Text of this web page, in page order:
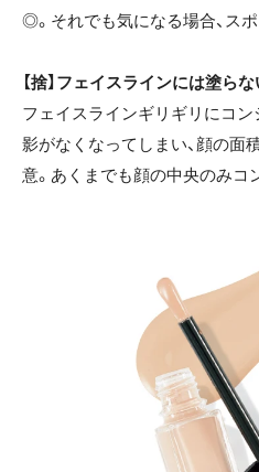
◎。それでも気になる場合、ス
【捨】フェイスラインには塗ら
フェイスラインギリギリにコン
影がなくなってしまい、顔の面
意。あくまでも顔の中央のみコ